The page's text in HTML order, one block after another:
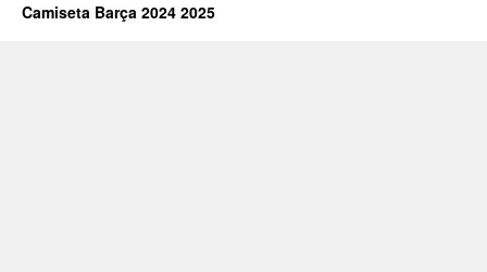
Camiseta Barça 2024 2025